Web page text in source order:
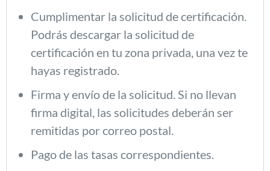
Cumplimentar la solicitud de certificación.
Podrás descargar la solicitud de
certificación en tu zona privada, una vez te
hayas registrado.
Firma y envío de la solicitud. Si no llevan
firma digital, las solicitudes deberán ser
remitidas por correo postal.
Pago de las tasas correspondientes.